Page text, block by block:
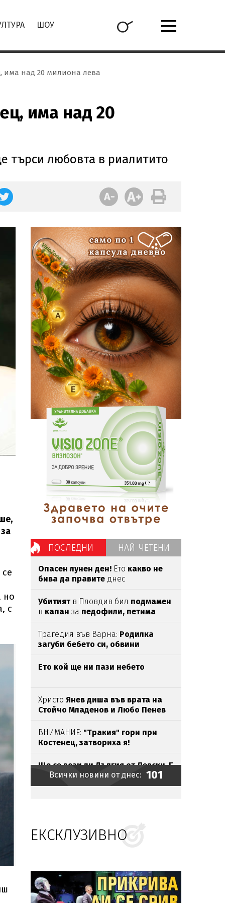
ШОУ
има над 20 милиона лева
има над 20
търси любовта в риалитито
но
с
ПОСЛЕДНИ НАЙ-ЧЕТЕНИ
Опасен лунен ден! Ето какво не
бива да правите днес
Убитиятв Пловдив бил подмамен
в капан за педофили, петима
Трагедия във Варна: Родилка
загуби бебето си, обвини
Ето кой ще ни пази небето
Христо Янев диша във врата на
Стойчо Младенов и Любо Пенев
ВНИМАНИЕ: "Тракия" гори при
Костенец, затвориха я!
Ще се вози ли Дългия от Левски-Г
с метро?
ПБ гради ударно местни
структури
партньораси по синхронни
скокове
Стряскащи подводни кадри от
Всички новини от днес: 101
ЕКСКЛУЗИВНО